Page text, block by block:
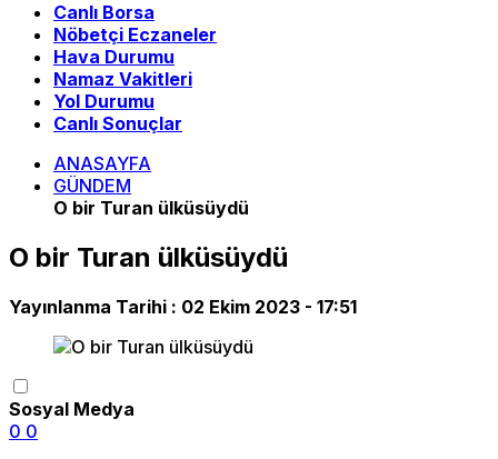
Canlı Borsa
Nöbetçi Eczaneler
Hava Durumu
Namaz Vakitleri
Yol Durumu
Canlı Sonuçlar
ANASAYFA
GÜNDEM
O bir Turan ülküsüydü
O bir Turan ülküsüydü
Yayınlanma Tarihi : 02 Ekim 2023 - 17:51
Sosyal Medya
0 0